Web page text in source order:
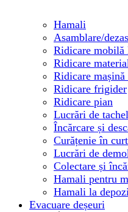
Hamali
Asamblare/
Ridicare mobilă
Ridicare
Ridicare mașină
Ridicare frigider
Ridicare pian
Lucrări de
Încărcare și
Curățenie în
Lucrări de
Colectare și
Hamali pentru
Hamali la
Evacuare deșeuri